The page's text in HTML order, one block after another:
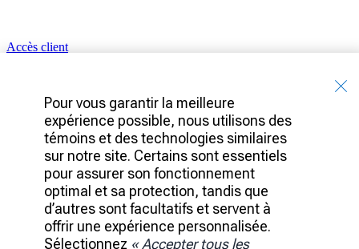
Accès client
Portefeuille
Investissements
Idées
Équipe de Direction
Carrières
Salle de Presse
Accessibilité
Rensperssecurite
Conditions d’utilisation
Pour vous garantir la meilleure
expérience possible, nous utilisons des
témoins et des technologies similaires
sur notre site. Certains sont essentiels
pour assurer son fonctionnement
optimal et sa protection, tandis que
d’autres sont facultatifs et servent à
offrir une expérience personnalisée.
Sélectionnez « Accepter tous les